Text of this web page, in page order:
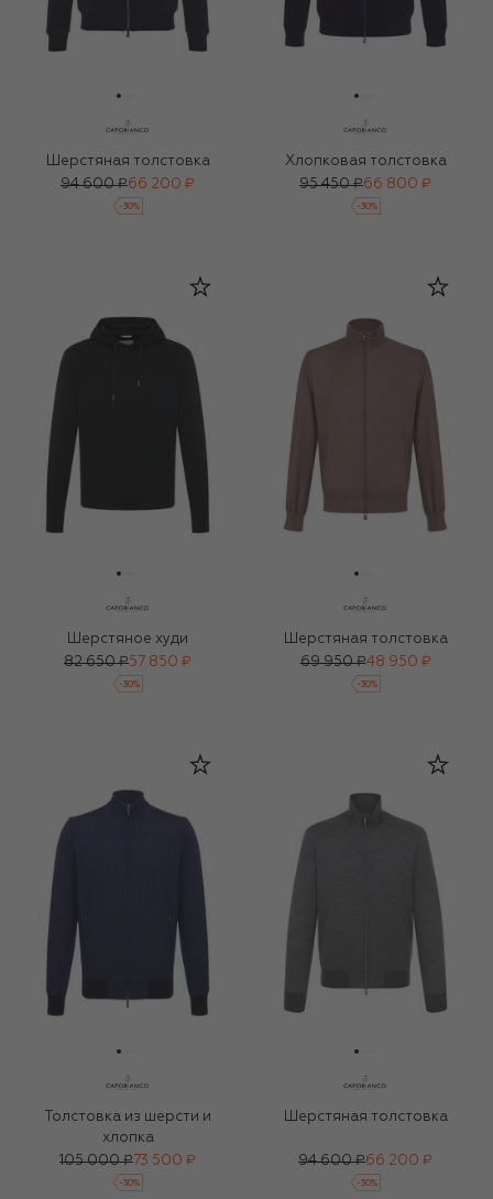
Шерстяная толстовка
94 600 ₽66 200 ₽
-30%
Хлопковая толстовка
95 450 ₽66 800 ₽
-30%
Шерстяное худи
82 650 ₽57 850 ₽
-30%
Шерстяная толстовка
69 950 ₽48 950 ₽
-30%
Толстовка из шерсти и
хлопка
105 000 ₽73 500 ₽
-30%
Шерстяная толстовка
94 600 ₽66 200 ₽
-30%